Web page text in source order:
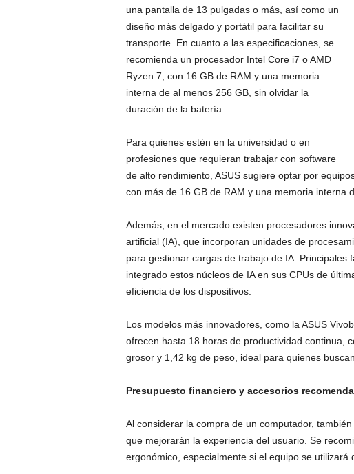
una pantalla de 13 pulgadas o más, así como un
diseño más delgado y portátil para facilitar su
transporte. En cuanto a las especificaciones, se
recomienda un procesador Intel Core i7 o AMD
Ryzen 7, con 16 GB de RAM y una memoria
interna de al menos 256 GB, sin olvidar la
duración de la batería.
Para quienes estén en la universidad o en
profesiones que requieran trabajar con software
de alto rendimiento, ASUS sugiere optar por
con más de 16 GB de RAM y una memoria interna
Además, en el mercado existen procesadores
artificial (IA), que incorporan unidades de
para gestionar cargas de trabajo de IA.
integrado estos núcleos de IA en sus CPUs de
eficiencia de los dispositivos.
Los modelos más innovadores, como la ASUS
ofrecen hasta 18 horas de productividad continua,
grosor y 1,42 kg de peso, ideal para quienes
Presupuesto financiero y accesorios
Al considerar la compra de un computador,
que mejorarán la experiencia del usuario. Se
ergonómico, especialmente si el equipo se utilizará